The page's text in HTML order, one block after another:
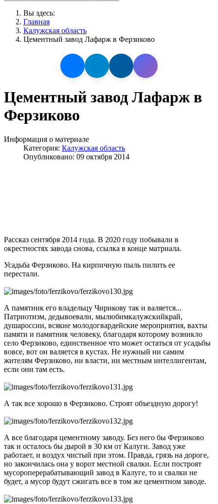
Вы здесь:
Главная
Калужская область
Цементный завод Лафарж в Ферзиково
Цементный завод Лафарж в
Ферзиково
Информация о материале
Категория: Калужская область
Опубликовано: 09 октября 2014
Рассказ сентября 2014 года. В 2020 году побывали в
окрестностях завода снова, ссылка в конце матриала.
Усадьба Ферзиково. На кирпичную пыль пилить ее
перестали.
А памятник его владельцу Чирикову так и валяется...
Патриотизм, дедывоевали, мылюбимкалужскийкрай,
душароссии, всякие молодогвардейские мероприятия, вахты
памяти и памятник человеку, благодаря которому возникло
село Ферзиково, единственное что может остаться от усадьбы
вовсе, вот он валяется в кустах. Не нужный ни самим
жителям Ферзиково, ни власти, ни местным интеллигентам,
если они там есть.
А так все хорошо в Ферзиково. Строят объездную дорогу!
А все благодаря цементному заводу. Без него бы Ферзиково
так и осталось бы дырой в 30 км от Калуги. Завод уже
работает, и воздух чистый при этом. Правда, грязь на дороге,
но закончилась она у ворот местной свалки. Если построят
мусороперерабатывающий завод в Калуге, то и свалки не
будет, а мусор будут сжигать все в том же цементном заводе.